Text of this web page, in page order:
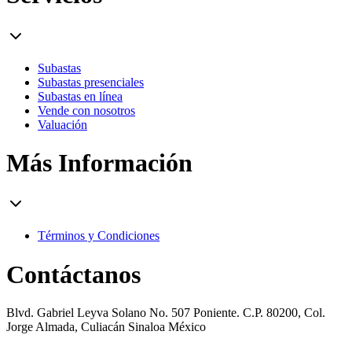
Subastas
Subastas presenciales
Subastas en línea
Vende con nosotros
Valuación
Más Información
Términos y Condiciones
Contáctanos
Blvd. Gabriel Leyva Solano No. 507 Poniente. C.P. 80200, Col.
Jorge Almada, Culiacán Sinaloa México